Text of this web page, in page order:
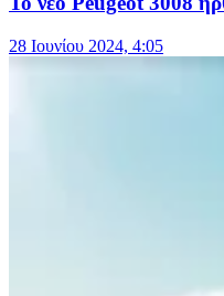
28 Ιουνίου 2024, 4:05